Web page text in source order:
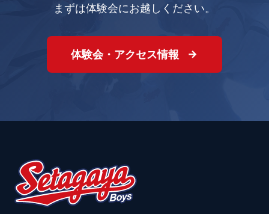
まずは体験会にお越しください。
体験会・アクセス情報